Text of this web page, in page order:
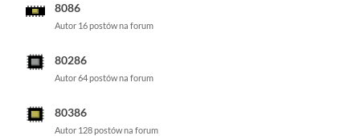
8086
Autor 16 postów na forum
80286
Autor 64 postów na forum
80386
Autor 128 postów na forum